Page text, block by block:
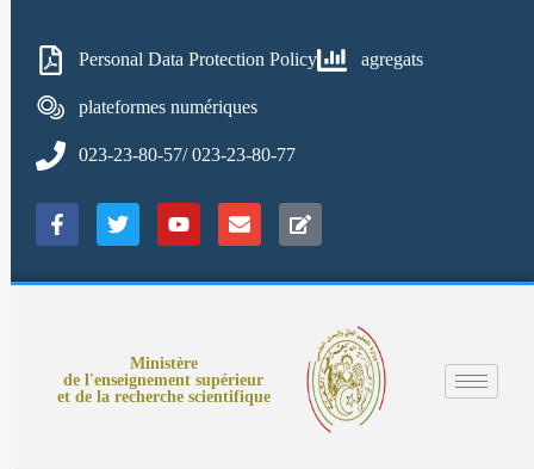
Personal Data Protection Policy agregats
plateformes numériques
023-23-80-57/ 023-23-80-77
Ministère
de l'enseignement supérieur
et de la recherche scientifique